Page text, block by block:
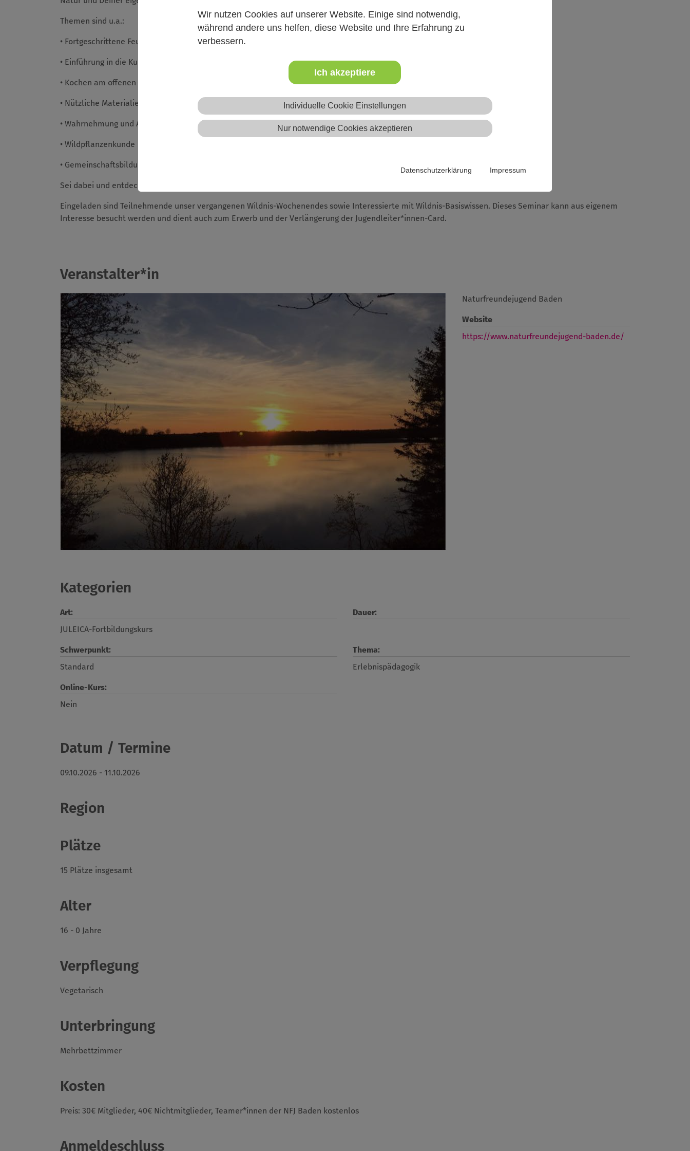
Wir nutzen Cookies auf unserer Website. Einige sind notwendig,
während andere uns helfen, diese Website und Ihre Erfahrung zu
verbessern.
Ich akzeptiere
Individuelle Cookie Einstellungen
Nur notwendige Cookies akzeptieren
Datenschutzerklärung Impressum
Themen sind u.a.:
• Fortgeschrittene Feuermethoden in der Praxis
• Einführung in die Kunst des Fährtenlesens und der lautlosen Fortbewegung
• Kochen am offenen Feuer
• Nützliche Materialien und Hilfsmittel aus der Natur
• Wahrnehmung und Achtsamkeit
• Wildpflanzenkunde
• Gemeinschaftsbildung, Clanleben
Sei dabei und entdecke den Zauber des Draußen-Seins.
Eingeladen sind Teilnehmende unser vergangenen Wildnis-Wochenendes sowie Interessierte mit Wildnis-Basiswissen. Dieses Seminar kann aus eigenem
Interesse besucht werden und dient auch zum Erwerb und der Verlängerung der Jugendleiter*innen-Card.
Veranstalter*in
Naturfreundejugend Baden
Website
https://www.naturfreundejugend-baden.de/
Kategorien
Art:
JULEICA-Fortbildungskurs
Dauer:
Schwerpunkt:
Standard
Thema:
Erlebnispädagogik
Online-Kurs:
Nein
Datum / Termine
09.10.2026 - 11.10.2026
Region
Plätze
15 Plätze insgesamt
Alter
16 - 0 Jahre
Verpflegung
Vegetarisch
Unterbringung
Mehrbettzimmer
Kosten
Preis: 30€ Mitglieder, 40€ Nichtmitglieder, Teamer*innen der NFJ Baden kostenlos
Anmeldeschluss